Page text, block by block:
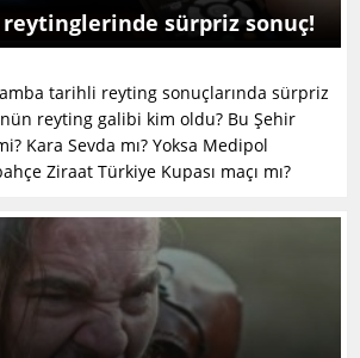
reytinglerinde sürpriz sonuç!
tarihli reyting sonuçlarında sürpriz
reyting galibi kim oldu? Bu Şehir
Kara Sevda mı? Yoksa Medipol
Ziraat Türkiye Kupası maçı mı?